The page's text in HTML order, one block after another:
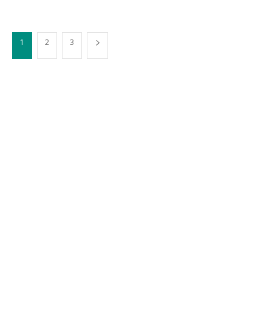
1 2 3